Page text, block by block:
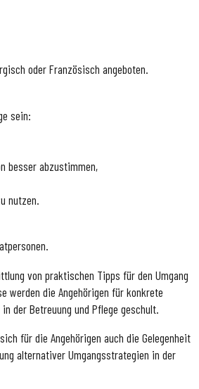
oder Fran­zösisch angeboten.
sein:
besser abzustimmen,
nutzen.
von praktischen Tipps für den Umgang
werden die Angehörigen für konkrete
der Betreuung und Pflege geschult.
für die Angehörigen auch die Gelegenheit
alternativer Umgangsstrategien in der